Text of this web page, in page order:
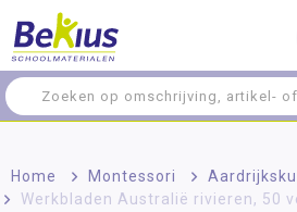
Home > Montessori >
Werkbladen Australië rivieren, 50